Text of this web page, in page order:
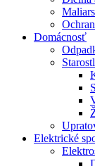
Domácnosť
Elektrické